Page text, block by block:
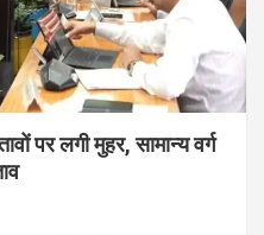
पर लगी मुहर, सामान्य वर्ग